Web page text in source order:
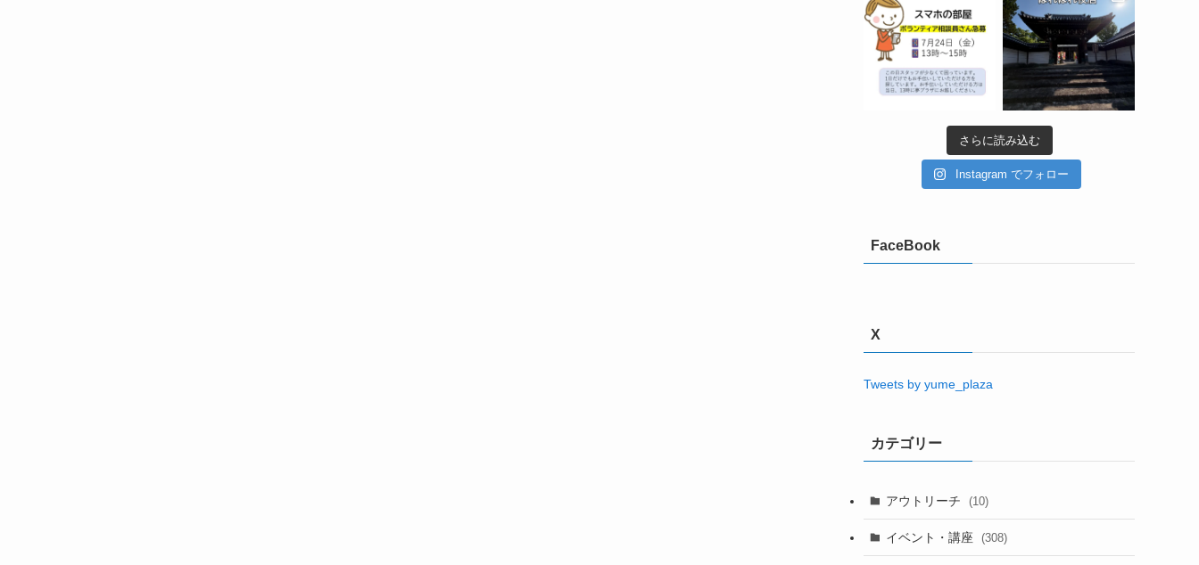
さらに読み込む
Instagram でフォロー
FaceBook
X
Tweets by yume_plaza
カテゴリー
アウトリーチ (10)
イベント・講座 (308)